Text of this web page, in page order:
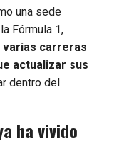
una sede
Fórmula 1,
varias carreras
actualizar sus
dentro del
ha vivido